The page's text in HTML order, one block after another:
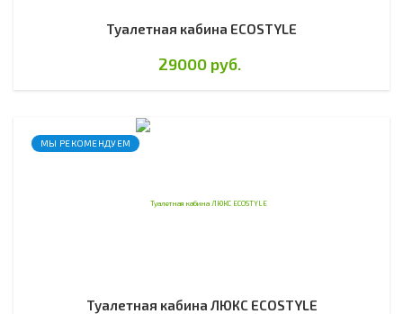
Туалетная кабина ECOSTYLE
29000 руб.
МЫ РЕКОМЕНДУЕМ
Туалетная кабина ЛЮКС ECOSTYLE